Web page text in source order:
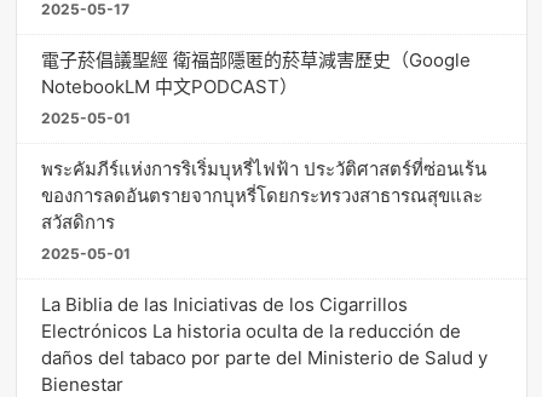
2025-05-17
電子菸倡議聖經 衛福部隱匿的菸草減害歷史（Google
NotebookLM 中文PODCAST）
2025-05-01
พระคัมภีร์แห่งการริเริ่มบุหรี่ไฟฟ้า ประวัติศาสตร์ที่ซ่อนเร้น
ของการลดอันตรายจากบุหรี่โดยกระทรวงสาธารณสุขและ
สวัสดิการ
2025-05-01
La Biblia de las Iniciativas de los Cigarrillos
Electrónicos La historia oculta de la reducción de
daños del tabaco por parte del Ministerio de Salud y
Bienestar